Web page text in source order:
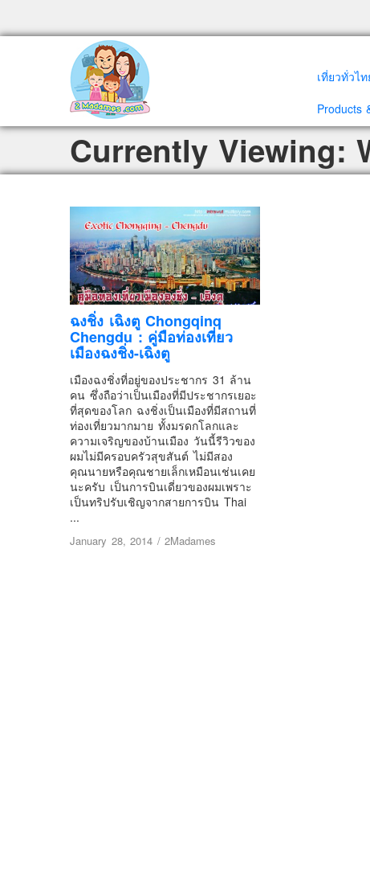
เที่ยวทั่วไท
Products
Currently Viewing:
ฉงชิ่ง เฉิงตู Chongqinq
Chengdu : คู่มือท่องเที่ยว
เมืองฉงชิ่ง-เฉิงตู
เมืองฉงชิ่งที่อยู่ของประชากร 31 ล้าน
คน ซึ่งถือว่าเป็นเมืองที่มีประชากรเยอะ
ที่สุดของโลก ฉงชิ่งเป็นเมืองที่มีสถานที่
ท่องเที่ยวมากมาย ทั้งมรดกโลกและ
ความเจริญของบ้านเมือง วันนี้รีวิวของ
ผมไม่มีครอบครัวสุขสันต์ ไม่มีสอง
คุณนายหรือคุณชายเล็กเหมือนเช่นเคย
นะครับ เป็นการบินเดี่ยวของผมเพราะ
เป็นทริปรับเชิญจากสายการบิน Thai
...
January 28, 2014 / 2Madames